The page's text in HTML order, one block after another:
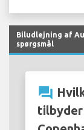
Biludlejning af
spørgsmål
question_answer
tilbyder